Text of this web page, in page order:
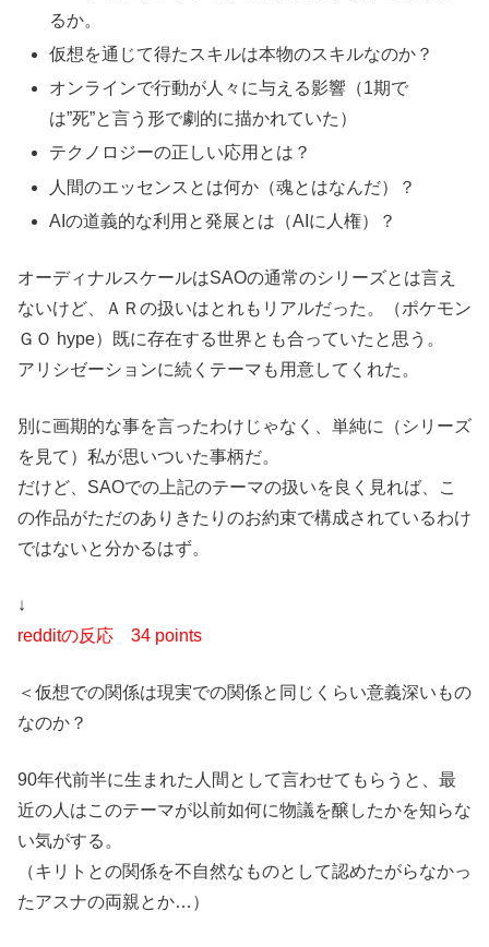
るか。
仮想を通じて得たスキルは本物のスキルなのか？
オンラインで行動が人々に与える影響（1期で
は”死”と言う形で劇的に描かれていた）
テクノロジーの正しい応用とは？
人間のエッセンスとは何か（魂とはなんだ）？
AIの道義的な利用と発展とは（AIに人権）？
オーディナルスケールはSAOの通常のシリーズとは言え
ないけど、ＡＲの扱いはとれもリアルだった。（ポケモン
ＧＯ hype）既に存在する世界とも合っていたと思う。
アリシゼーションに続くテーマも用意してくれた。
別に画期的な事を言ったわけじゃなく、単純に（シリーズ
を見て）私が思いついた事柄だ。
だけど、SAOでの上記のテーマの扱いを良く見れば、こ
の作品がただのありきたりのお約束で構成されているわけ
ではないと分かるはず。
↓
redditの反応 34 points
＜仮想での関係は現実での関係と同じくらい意義深いもの
なのか？
90年代前半に生まれた人間として言わせてもらうと、最
近の人はこのテーマが以前如何に物議を醸したかを知らな
い気がする。
（キリトとの関係を不自然なものとして認めたがらなかっ
たアスナの両親とか…）